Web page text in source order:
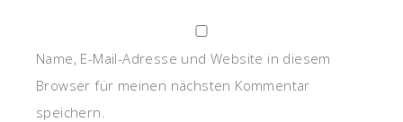
Name, E-Mail-Adresse und Website in diesem
Browser für meinen nächsten Kommentar
speichern.